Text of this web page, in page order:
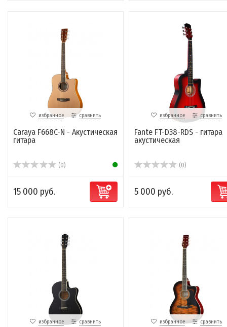
избранное сравнить
Caraya F668C-N - Акустическая
гитара
(0)
15 000 руб.
избранное сравнить
Fante FT-D38-RDS - гитара
акустическая
(0)
5 000 руб.
избранное сравнить избранное сравнить